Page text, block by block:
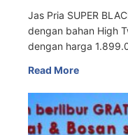
Jas Pria SUPER
dengan bahan High
dengan harga
Read More